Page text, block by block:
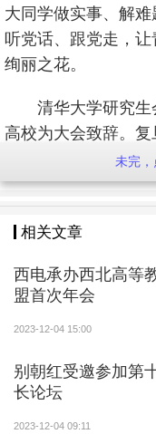
大同学做实事、解
听党话、跟党走，
绚丽之花。
清华大学研究
高校为大会致辞。
学、东南大学等七
会、研究生会组织
表243名、研究生代
究生，辐射学校南
实现代表的广泛性。
12月1日晚召开
科技大学第十二次
会议程》《西安电
未完
相关文章
西电承办西北高等
盟首次年会
2023-12-04 15:00
别朝红受邀参加第
长论坛
2023-12-04 09:11